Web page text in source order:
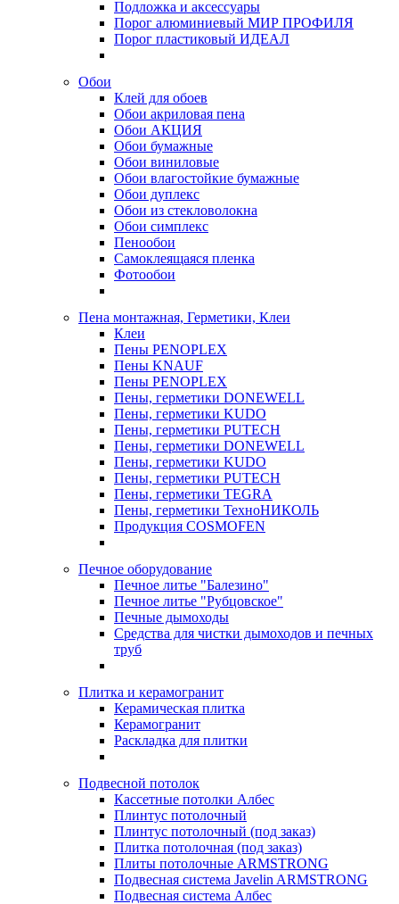
Подложка и аксессуары
Порог алюминиевый МИР ПРОФИЛЯ
Порог пластиковый ИДЕАЛ
Обои
Клей для обоев
Обои акриловая пена
Обои АКЦИЯ
Обои бумажные
Обои виниловые
Обои влагостойкие бумажные
Обои дуплекс
Обои из стекловолокна
Обои симплекс
Пенообои
Самоклеящаяся пленка
Фотообои
Пена монтажная, Герметики, Клеи
Клеи
Пены PENOPLEX
Пены KNAUF
Пены PENOPLEX
Пены, герметики DONEWELL
Пены, герметики KUDO
Пены, герметики PUTECH
Пены, герметики DONEWELL
Пены, герметики KUDO
Пены, герметики PUTECH
Пены, герметики TEGRA
Пены, герметики ТехноНИКОЛЬ
Продукция COSMOFEN
Печное оборудование
Печное литье "Балезино"
Печное литье "Рубцовское"
Печные дымоходы
Средства для чистки дымоходов и печных
труб
Плитка и керамогранит
Керамическая плитка
Керамогранит
Раскладка для плитки
Подвесной потолок
Кассетные потолки Албес
Плинтус потолочный
Плинтус потолочный (под заказ)
Плитка потолочная (под заказ)
Плиты потолочные ARMSTRONG
Подвесная система Javelin ARMSTRONG
Подвесная система Албес